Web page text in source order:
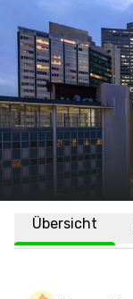
Übersicht